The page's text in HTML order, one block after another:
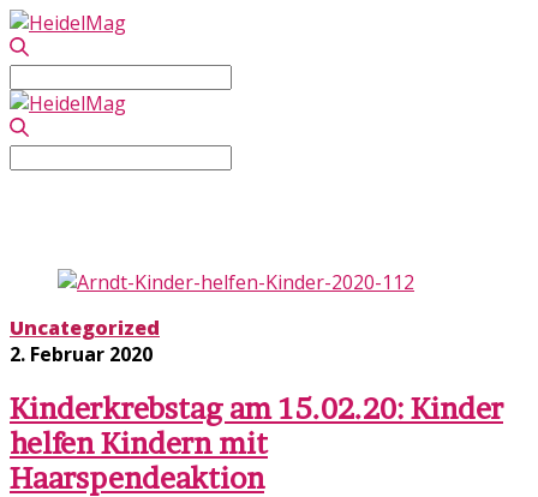
Search
for:
Search
for:
Uncategorized
2. Februar 2020
Kinderkrebstag am 15.02.20: Kinder
helfen Kindern mit
Haarspendeaktion